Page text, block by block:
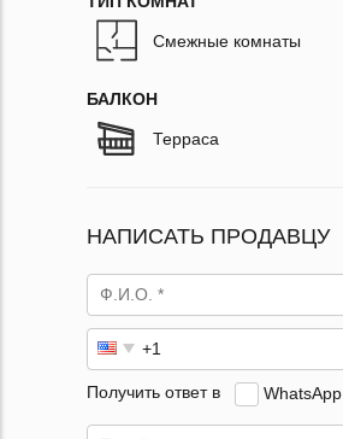
Смежные комнаты
БАЛКОН
Терраса
НАПИСАТЬ ПРОДАВЦУ
Получить ответ в WhatsApp